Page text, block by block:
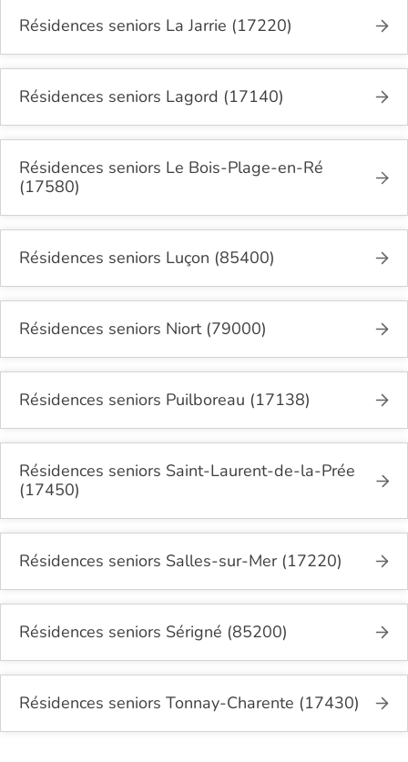
Résidences seniors La Jarrie (17220)
Résidences seniors Lagord (17140)
Résidences seniors Le Bois-Plage-en-Ré
(17580)
Résidences seniors Luçon (85400)
Résidences seniors Niort (79000)
Résidences seniors Puilboreau (17138)
Résidences seniors Saint-Laurent-de-la-Prée
(17450)
Résidences seniors Salles-sur-Mer (17220)
Résidences seniors Sérigné (85200)
Résidences seniors Tonnay-Charente (17430)